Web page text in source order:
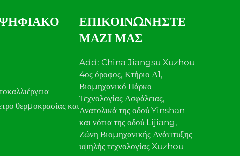
θερμοκρασίας και
ΕΠΙΚΟΙΝΩΝΉΣΤΕ
ΜΑΖΊ ΜΑΣ
Add: China Jiangsu Xuzhou
4ος όροφος, Κτήριο Α1,
Βιομηχανικό Πάρκο
Τεχνολογίας Ασφάλειας,
Ανατολικά της οδού Yinshan
και νότια της οδού Lijiang,
Ζώνη Βιομηχανικής Ανάπτυξης
υψηλής τεχνολογίας Xuzhou